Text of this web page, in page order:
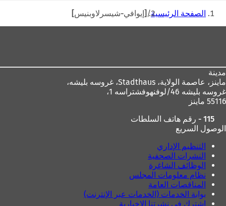
أنت الصفحة الرئيسية [إيوافي-شيسرلاوبنيس]
مدينة
ماينز، عاصمة الولاية،
غروسه بليشه 46/لوفنهوفشتراسه 1،
55116 ماينز
115 - رقم هاتف السلطات
الوصول السريع
التنظيم الإداري
النشرات الصحفية
الوظائف الشاغرة
نظام معلومات المجلس
المناقصات العامة
بوابة الخدمات (الخدمات عبر الإنترنت)
اشترك في نشرتنا الإخبارية